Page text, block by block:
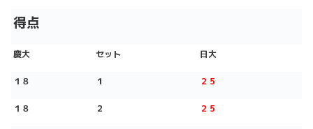
得点
慶大 セット 日大
１８ １ ２５
１８ ２ ２５